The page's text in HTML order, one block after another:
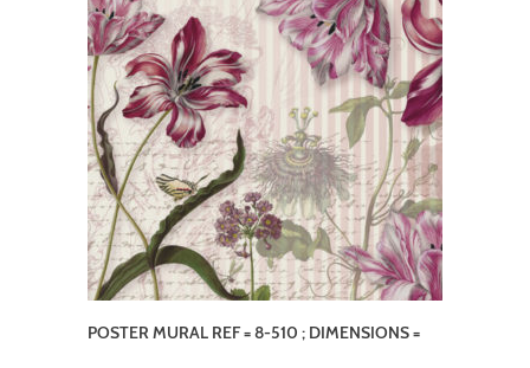
POSTER MURAL REF = 8-510 ; DIMENSIONS =